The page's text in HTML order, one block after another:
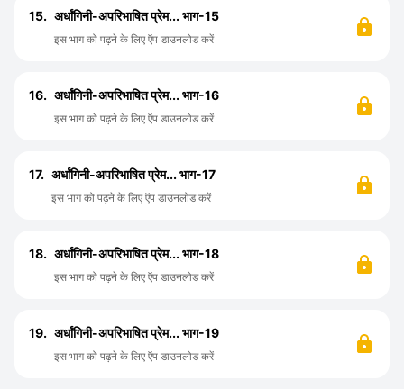
15. अर्धांगिनी-अपरिभाषित प्रेम... भाग-15
इस भाग को पढ़ने के लिए ऍप डाउनलोड करें
16. अर्धांगिनी-अपरिभाषित प्रेम... भाग-16
इस भाग को पढ़ने के लिए ऍप डाउनलोड करें
17. अर्धांगिनी-अपरिभाषित प्रेम... भाग-17
इस भाग को पढ़ने के लिए ऍप डाउनलोड करें
18. अर्धांगिनी-अपरिभाषित प्रेम... भाग-18
इस भाग को पढ़ने के लिए ऍप डाउनलोड करें
19. अर्धांगिनी-अपरिभाषित प्रेम... भाग-19
इस भाग को पढ़ने के लिए ऍप डाउनलोड करें